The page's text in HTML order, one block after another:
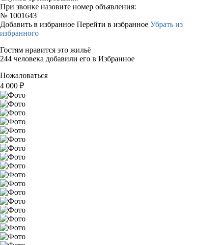
При звонке назовите номер объявления:
№ 1001643
Добавить в избранное Перейти в избранное Убрать из
избранного
Гостям нравится это жильё
244 человека добавили его в Избранное
Пожаловаться
4 000 ₽